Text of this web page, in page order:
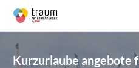
Kurzurlaube angebote